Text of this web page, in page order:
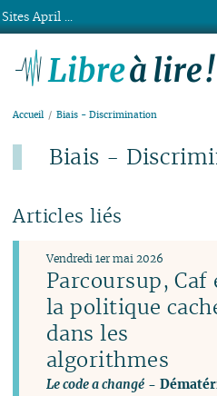
Accueil Biais - Discrimination
Biais -
Articles liés
Parcoursup, Caf
la politique
dans les
algorithmes
Le code a changé -
Vendredi 1er mai 2026
Sites April ...